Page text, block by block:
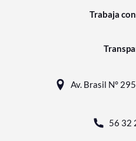
Trabaja
Av. Brasil N°
56 32